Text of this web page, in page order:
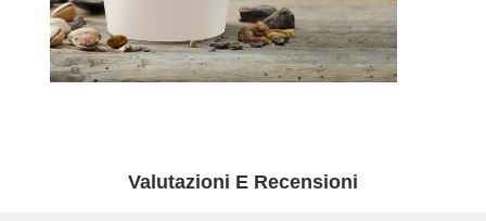
Ora
Chiacchieri
Valutazioni E Recensioni